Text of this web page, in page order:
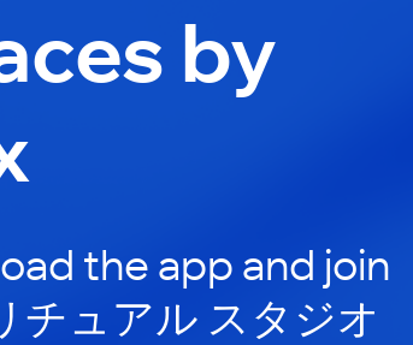
by
the app and join
チュアル スタジオ